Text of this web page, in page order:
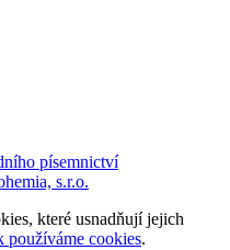
písemnictví
s.r.o.
které usnadňují jejich
používáme cookies.